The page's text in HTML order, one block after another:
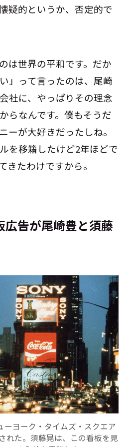
疑的というか、否定的で
は世界の平和です。だか
」って言ったのは、尾崎
社に、やっぱりその理念
らなんです。僕もそうだ
ーが大好きだったしね。
を移籍したけど2年ほどで
きたわけですから。
広告が尾崎豊と須藤
ーヨーク・タイムズ・スクエア
れた。須藤晃は、この看板を見